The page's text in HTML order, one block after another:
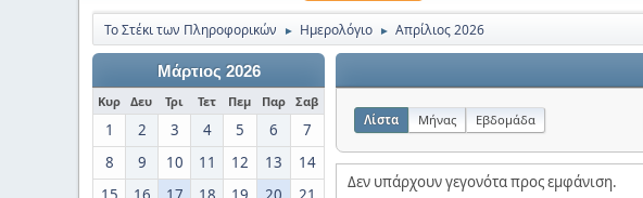
Το Στέκι των Πληροφορικών ► Ημερολόγιο ► Απρίλιος 2026
Μάρτιος 2026
Κυρ Δευ Τρι Τετ Πεμ Παρ Σαβ
1 2 3 4 5 6
7
8
9 10 11 12 13
14
Λίστα Μήνας Εβδομάδα
Δεν υπάρχουν γεγονότα προς εμφάνιση.